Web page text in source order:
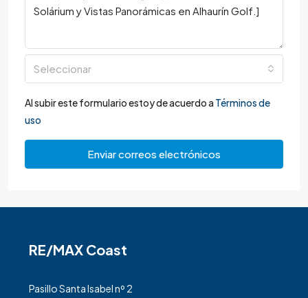
Seleccionar
Al subir este formulario estoy de acuerdo a Términos de
uso
Enviar correos electrónicos
RE/MAX Coast
Pasillo Santa Isabel nº 2